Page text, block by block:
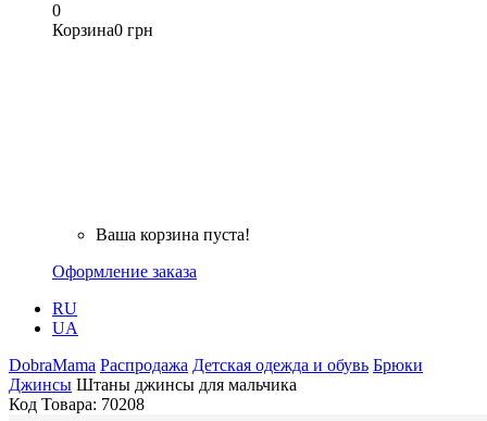
0
Корзина0 грн
Ваша корзина пуста!
Оформление заказа
RU
UA
DobraMama Распродажа Детская одежда и обувь Брюки
Джинсы Штаны джинсы для мальчика
Код Товара: 70208